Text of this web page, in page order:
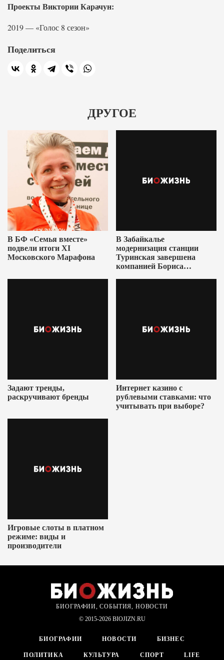
Проекты Виктории Карачун:
2019 — «Голос 8 сезон»
Поделиться
ДРУГОЕ
В БФ «Семья вместе»
подвели итоги XI
Московского Марафона
В Забайкалье
модернизация станции
Туринская завершена
компанией Бориса
Задают тренды,
раскручивают бренды
Интернет казино с
рублевыми ставками: что
учитывать при выборе?
Игровые слоты в платном
режиме: виды и
производители
БИОГРАФИИ, СОБЫТИЯ, НОВОСТИ
© 2015-2026 BIOJIZN.RU
БИОГРАФИИ НОВОСТИ БИЗНЕС
ПОЛИТИКА КУЛЬТУРА СПОРТ LIFE